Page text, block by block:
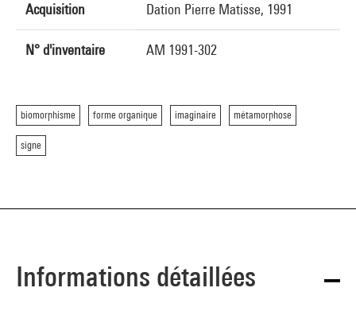
Acquisition Dation Pierre Matisse, 1991
N° d'inventaire AM 1991-302
biomorphisme forme organique imaginaire métamorphose
signe
Informations détaillées